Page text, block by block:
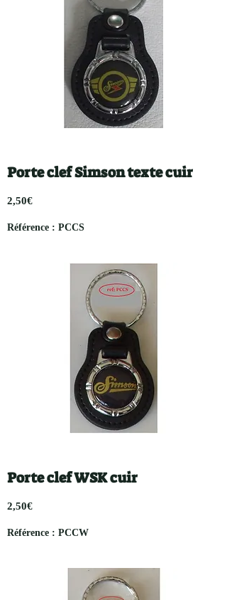
Porte clef Simson texte cuir
2,50€
Référence : PCCS
Porte clef WSK cuir
2,50€
Référence : PCCW